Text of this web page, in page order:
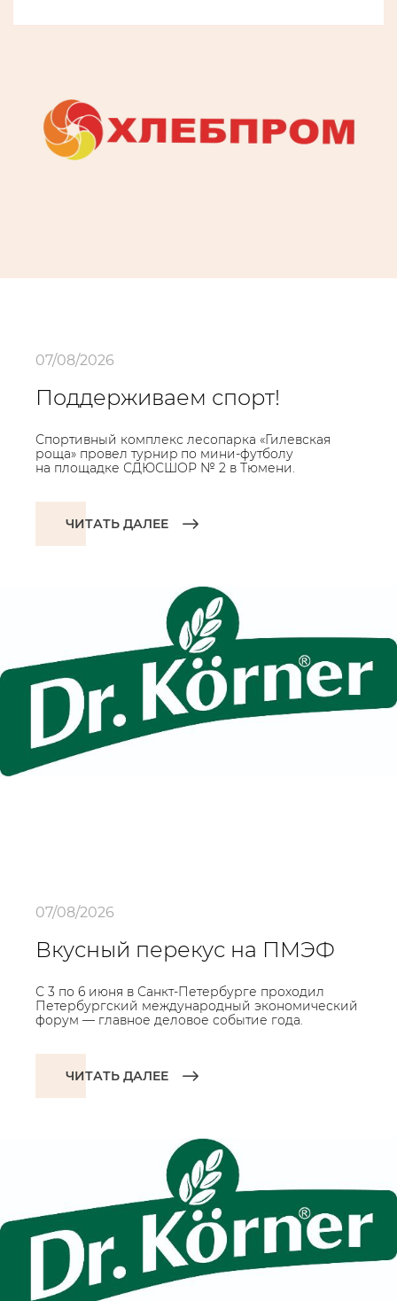
07/08/2026
Поддерживаем спорт!
Спортивный комплекс лесопарка «Гилевская
роща» провел турниp по мини‑футболу
на площадке СДЮСШОР № 2 в Тюмени.
ЧИТАТЬ ДАЛЕЕ
07/08/2026
Вкусный перекус на ПМЭФ
С 3 по 6 июня в Санкт-Петербурге проходил
Петербургский международный экономический
форум — главное деловое событие года.
ЧИТАТЬ ДАЛЕЕ